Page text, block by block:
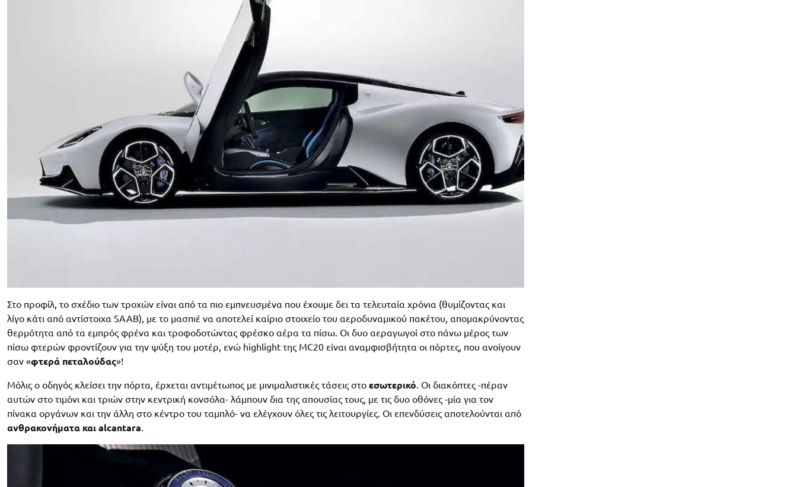
Στο προφίλ, το σχέδιο των τροχών είναι από τα πιο εμπνευσμένα που έχουμε δει τα τελευταία χρόνια (θυμίζοντας και
λίγο κάτι από αντίστοιχα SAAB), με το μασπιέ να αποτελεί καίριο στοιχείο του αεροδυναμικού πακέτου, απομακρύνοντας
θερμότητα από τα εμπρός φρένα και τροφοδοτώντας φρέσκο αέρα τα πίσω. Οι δυο αεραγωγοί στο πάνω μέρος των
πίσω φτερών φροντίζουν για την ψύξη του μοτέρ, ενώ highlight της MC20 είναι αναμφισβήτητα οι πόρτες, που ανοίγουν
σαν «φτερά πεταλούδας»!
Μόλις ο οδηγός κλείσει την πόρτα, έρχεται αντιμέτωπος με μινιμαλιστικές τάσεις στο εσωτερικό. Οι διακόπτες -πέραν
αυτών στο τιμόνι και τριών στην κεντρική κονσόλα- λάμπουν δια της απουσίας τους, με τις δυο οθόνες -μία για τον
πίνακα οργάνων και την άλλη στο κέντρο του ταμπλό- να ελέγχουν όλες τις λειτουργίες. Οι επενδύσεις αποτελούνται από
ανθρακονήματα και alcantara.